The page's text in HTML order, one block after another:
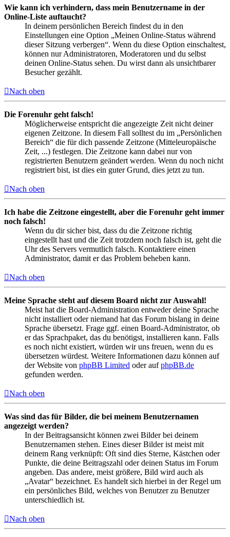
Wie kann ich verhindern, dass mein Benutzername in der
Online-Liste auftaucht?
In deinem persönlichen Bereich findest du in den
Einstellungen eine Option „Meinen Online-Status während
dieser Sitzung verbergen“. Wenn du diese Option einschaltest,
können nur Administratoren, Moderatoren und du selbst
deinen Online-Status sehen. Du wirst dann als unsichtbarer
Besucher gezählt.
Nach oben
Die Forenuhr geht falsch!
Möglicherweise entspricht die angezeigte Zeit nicht deiner
eigenen Zeitzone. In diesem Fall solltest du im „Persönlichen
Bereich“ die für dich passende Zeitzone (Mitteleuropäische
Zeit, ...) festlegen. Die Zeitzone kann dabei nur von
registrierten Benutzern geändert werden. Wenn du noch nicht
registriert bist, ist dies ein guter Grund, dies jetzt zu tun.
Nach oben
Ich habe die Zeitzone eingestellt, aber die Forenuhr geht immer
noch falsch!
Wenn du dir sicher bist, dass du die Zeitzone richtig
eingestellt hast und die Zeit trotzdem noch falsch ist, geht die
Uhr des Servers vermutlich falsch. Kontaktiere einen
Administrator, damit er das Problem beheben kann.
Nach oben
Meine Sprache steht auf diesem Board nicht zur Auswahl!
Meist hat die Board-Administration entweder deine Sprache
nicht installiert oder niemand hat das Forum bislang in deine
Sprache übersetzt. Frage ggf. einen Board-Administrator, ob
er das Sprachpaket, das du benötigst, installieren kann. Falls
es noch nicht existiert, würden wir uns freuen, wenn du es
übersetzen würdest. Weitere Informationen dazu können auf
der Website von phpBB Limited oder aufphpBB.de
gefunden werden.
Nach oben
Was sind das für Bilder, die bei meinem Benutzernamen
angezeigt werden?
In der Beitragsansicht können zwei Bilder bei deinem
Benutzernamen stehen. Eines dieser Bilder ist meist mit
deinem Rang verknüpft: Oft sind dies Sterne, Kästchen oder
Punkte, die deine Beitragszahl oder deinen Status im Forum
angeben. Das andere, meist größere, Bild wird auch als
„Avatar“ bezeichnet. Es handelt sich hierbei in der Regel um
ein persönliches Bild, welches von Benutzer zu Benutzer
unterschiedlich ist.
Nach oben